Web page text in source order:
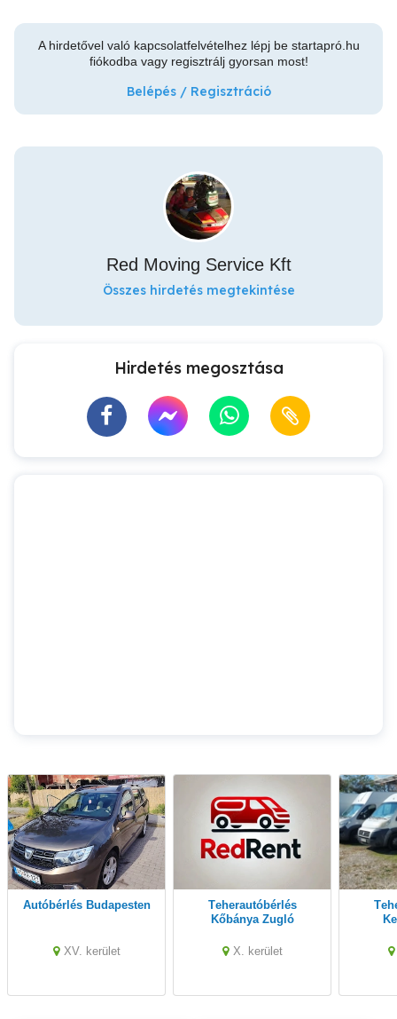
A hirdetővel való kapcsolatfelvételhez lépj be startapró.hu
fiókodba vagy regisztrálj gyorsan most!
Belépés / Regisztráció
Red Moving Service Kft
Összes hirdetés megtekintése
Hirdetés megosztása
Autóbérlés Budapesten
XV. kerület
Teherautóbérlés
Kőbánya Zugló
X. kerület
Teherautóbérlés